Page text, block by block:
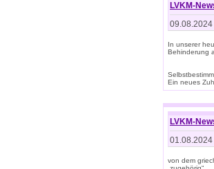
LVKM-
09.08.2024
In unserer
Behinderung
Ein neues
LVKM-
01.08.2024
von dem